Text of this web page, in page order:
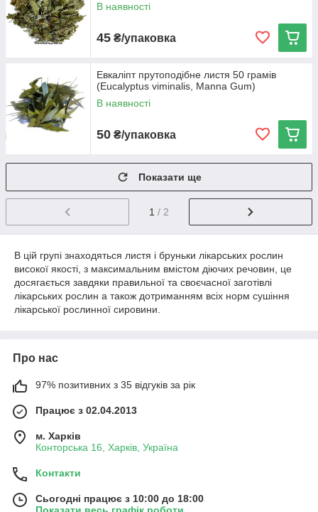
В наявності
45 ₴/упаковка
Евкаліпт прутоподібне листя 50 грамів
(Eucalyptus viminalis, Manna Gum)
В наявності
50 ₴/упаковка
Показати ще
1 / 2
В цій групі знаходяться листя і бруньки лікарських рослин
високої якості, з максимальним вмістом діючих речовин, це
досягається завдяки правильної та своєчасної заготівлі
лікарських рослин а також дотриманням всіх норм сушіння
лікарської рослинної сировини.
Про нас
97% позитивних з 35 відгуків за рік
Працює з 02.04.2013
м. Харків
Конторська 16, Харків, Україна
Контакти
Сьогодні працює з 10:00 до 18:00